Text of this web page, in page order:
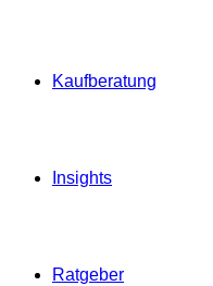
Kaufberatung
Insights
Ratgeber